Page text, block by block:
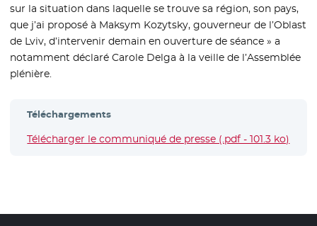
sur la situation dans laquelle se trouve sa région, son pays,
que j’ai proposé à Maksym Kozytsky, gouverneur de l’Oblast
de Lviv, d’intervenir demain en ouverture de séance » a
notamment déclaré Carole Delga à la veille de l’Assemblée
plénière.
Téléchargements
Télécharger le communiqué de presse (.pdf - 101.3 ko)